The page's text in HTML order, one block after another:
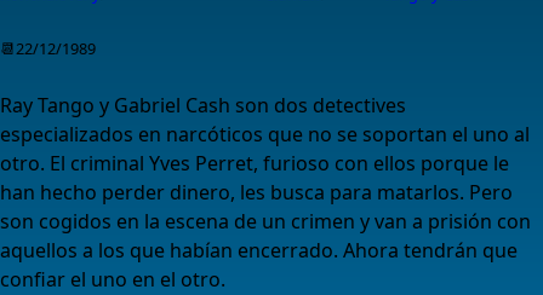
📆22/12/1989
Ray Tango y Gabriel Cash son dos detectives
especializados en narcóticos que no se soportan el uno al
otro. El criminal Yves Perret, furioso con ellos porque le
han hecho perder dinero, les busca para matarlos. Pero
son cogidos en la escena de un crimen y van a prisión con
aquellos a los que habían encerrado. Ahora tendrán que
confiar el uno en el otro.